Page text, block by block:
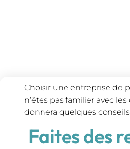
Choisir une entreprise de
n’êtes pas familier avec
donnera quelques
Faites des